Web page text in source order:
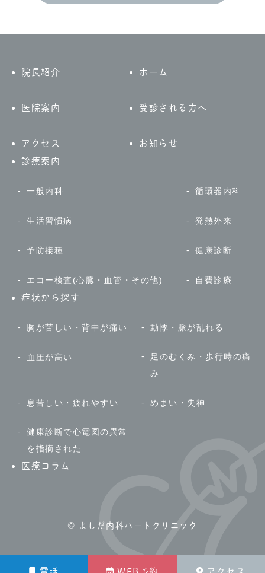
電話 WEB予約 アクセス
院長紹介 ホーム
医院案内 受診される方へ
アクセス
お知らせ
診療案内
一般内科 循環器内科
生活習慣病 発熱外来
予防接種 健康診断
エコー検査(心臓・血管・その他) 自費診療
症状から探す
胸が苦しい・背中が痛い 動悸・脈が乱れる
血圧が高い
足のむくみ・歩行時の痛
み
息苦しい・疲れやすい めまい・失神
健康診断で心電図の異常
を指摘された
医療コラム
© よしだ内科ハートクリニック